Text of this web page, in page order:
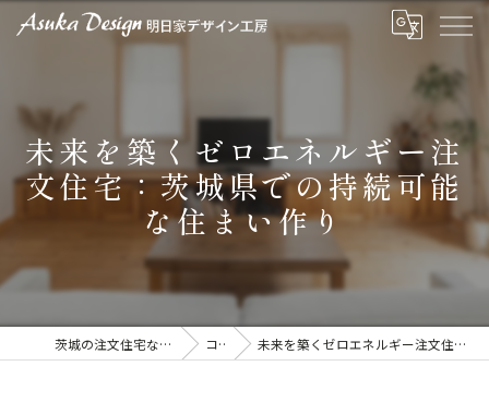
未来を築くゼロエネルギー注
文住宅：茨城県での持続可能
な住まい作り
茨城の注文住宅なら明日家デザイン工房 コラム 未来を築くゼロエネルギー注文住宅：茨城県での持続可能な住まい作り